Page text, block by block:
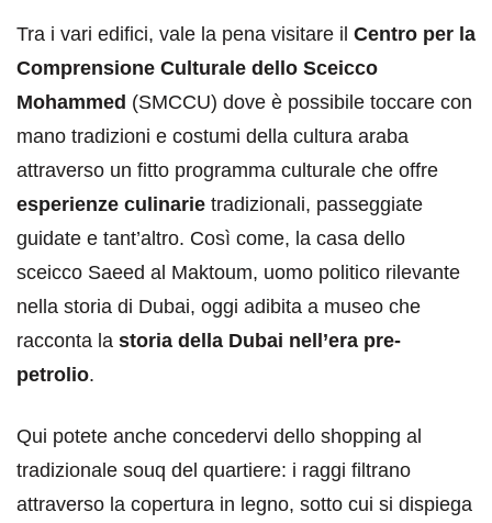
Tra i vari edifici, vale la pena visitare il Centro per la
Comprensione Culturale dello Sceicco
Mohammed (SMCCU) dove è possibile toccare con
mano tradizioni e costumi della cultura araba
attraverso un fitto programma culturale che offre
esperienze culinarie tradizionali, passeggiate
guidate e tant’altro. Così come, la casa dello
sceicco Saeed al Maktoum, uomo politico rilevante
nella storia di Dubai, oggi adibita a museo che
racconta la storia della Dubai nell’era pre-
petrolio.
Qui potete anche concedervi dello shopping al
tradizionale souq del quartiere: i raggi filtrano
attraverso la copertura in legno, sotto cui si dispiega